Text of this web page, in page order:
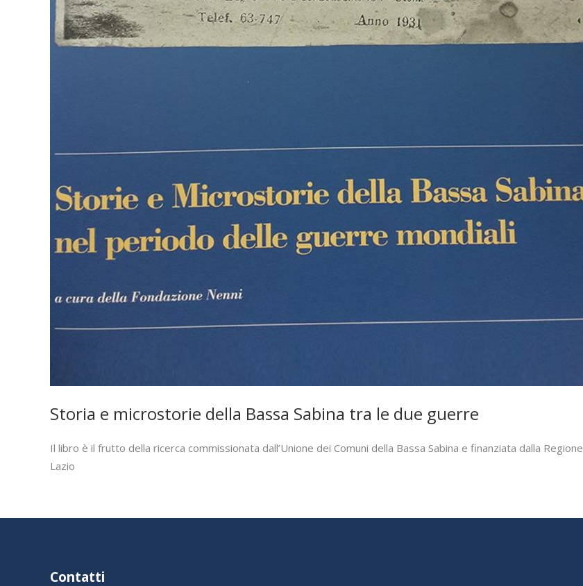
Storia e microstorie della Bassa Sabina tra le due guerre
Il libro è il frutto della ricerca commissionata dall’Unione dei Comuni della Bassa Sabina e finanziata dalla Regione
Lazio
Contatti